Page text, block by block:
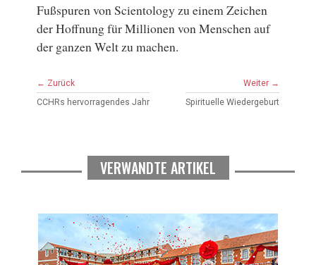
Fußspuren von Scientology zu einem Zeichen
der Hoffnung für Millionen von Menschen auf
der ganzen Welt zu machen.
← Zurück
CCHRs hervorragendes Jahr
Weiter →
Spirituelle Wiedergeburt
VERWANDTE ARTIKEL